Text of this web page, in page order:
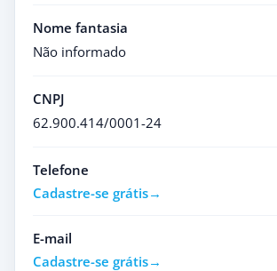
Nome fantasia
Não informado
CNPJ
62.900.414/0001-24
Telefone
Cadastre-se grátis
E-mail
Cadastre-se grátis